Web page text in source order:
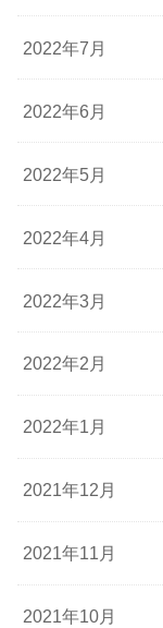
2022年7月
2022年6月
2022年5月
2022年4月
2022年3月
2022年2月
2022年1月
2021年12月
2021年11月
2021年10月